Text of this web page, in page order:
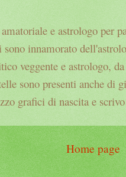
e astrologo per
innamorato
veggente e astrologo,
sono presenti anche di
grafici di nascita e
Home page